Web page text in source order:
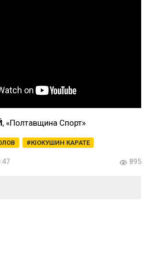
, «Полтавщина Спорт»
КІОКУШИН КАРАТЕ
895